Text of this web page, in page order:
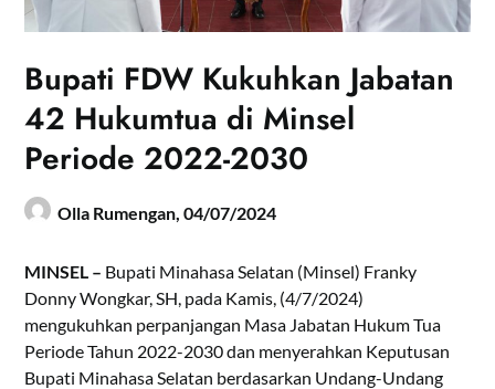
Bupati FDW Kukuhkan Jabatan
42 Hukumtua di Minsel
Periode 2022-2030
Olla Rumengan,04/07/2024
MINSEL – Bupati Minahasa Selatan (Minsel) Franky
Donny Wongkar, SH, pada Kamis, (4/7/2024)
mengukuhkan perpanjangan Masa Jabatan Hukum Tua
Periode Tahun 2022-2030 dan menyerahkan Keputusan
Bupati Minahasa Selatan berdasarkan Undang-Undang